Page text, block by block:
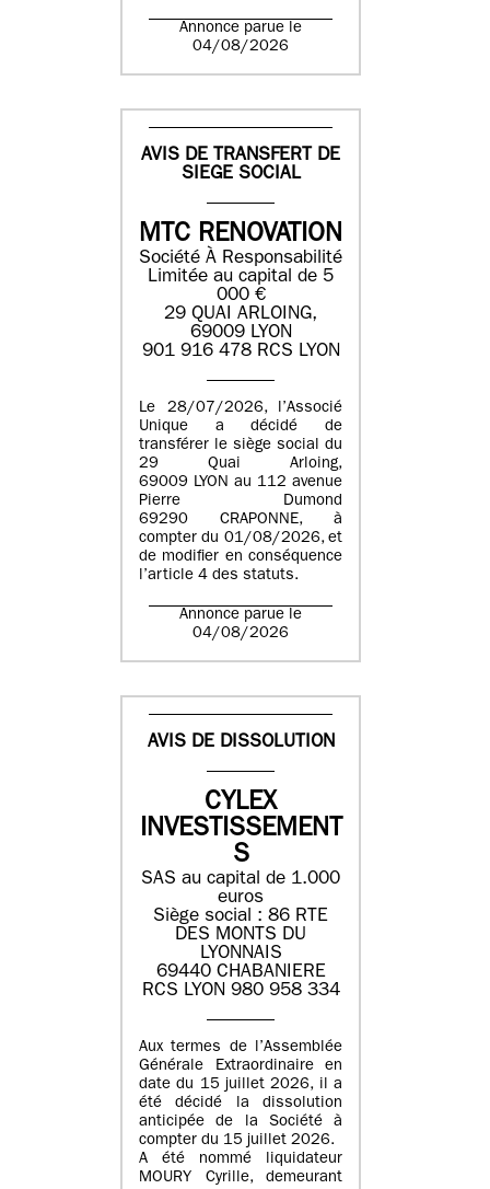
Annonce parue le
04/08/2026
AVIS DE TRANSFERT DE
SIEGE SOCIAL
MTC RENOVATION
Société À Responsabilité
Limitée au capital de 5
000 €
29 QUAI ARLOING,
69009 LYON
901 916 478 RCS LYON
Le 28/07/2026, l’Associé
Unique a décidé de
transférer le siège social du
29 Quai Arloing,
69009 LYON au 112 avenue
Pierre Dumond
69290 CRAPONNE, à
compter du 01/08/2026, et
de modifier en conséquence
l’article 4 des statuts.
Annonce parue le
04/08/2026
AVIS DE DISSOLUTION
CYLEX
INVESTISSEMENT
S
SAS au capital de 1.000
euros
Siège social : 86 RTE
DES MONTS DU
LYONNAIS
69440 CHABANIERE
RCS LYON 980 958 334
Aux termes de l’Assemblée
Générale Extraordinaire en
date du 15 juillet 2026, il a
été décidé la dissolution
anticipée de la Société à
compter du 15 juillet 2026.
A été nommé liquidateur
MOURY Cyrille, demeurant